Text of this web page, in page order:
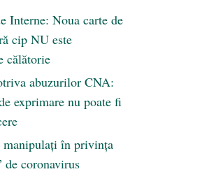
Interne: Noua carte de
cip NU este
călătorie
abuzurilor CNA:
exprimare nu poate fi
manipulați în privința
de coronavirus